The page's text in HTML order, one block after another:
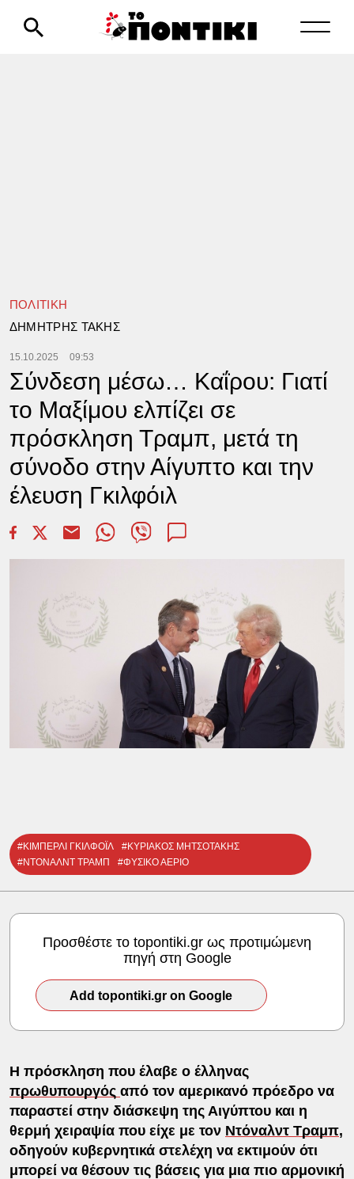
ΠΟΛΙΤΙΚΗ
ΔΗΜΗΤΡΗΣ ΤΑΚΗΣ
15.10.2025 09:53
Σύνδεση μέσω… Καΐρου: Γιατί
το Μαξίμου ελπίζει σε
πρόσκληση Τραμπ, μετά τη
σύνοδο στην Αίγυπτο και την
έλευση Γκιλφόιλ
#ΚΙΜΠΕΡΛΙ ΓΚΙΛΦΟΪΛ
#ΚΥΡΙΑΚΟΣ ΜΗΤΣΟΤΑΚΗΣ
#ΝΤΟΝΑΛΝΤ ΤΡΑΜΠ
#ΦΥΣΙΚΟ ΑΕΡΙΟ
Προσθέστε το topontiki.gr ως προτιμώμενη
πηγή στη Google
Add topontiki.gr on Google
Η πρόσκληση που έλαβε ο έλληνας
πρωθυπουργός από τον αμερικανό πρόεδρο να
παραστεί στην διάσκεψη της Αιγύπτου και η
θερμή χειραψία που είχε με τον Ντόναλντ Τραμπ,
οδηγούν κυβερνητικά στελέχη να εκτιμούν ότι
μπορεί να θέσουν τις βάσεις για μια πιο αρμονική